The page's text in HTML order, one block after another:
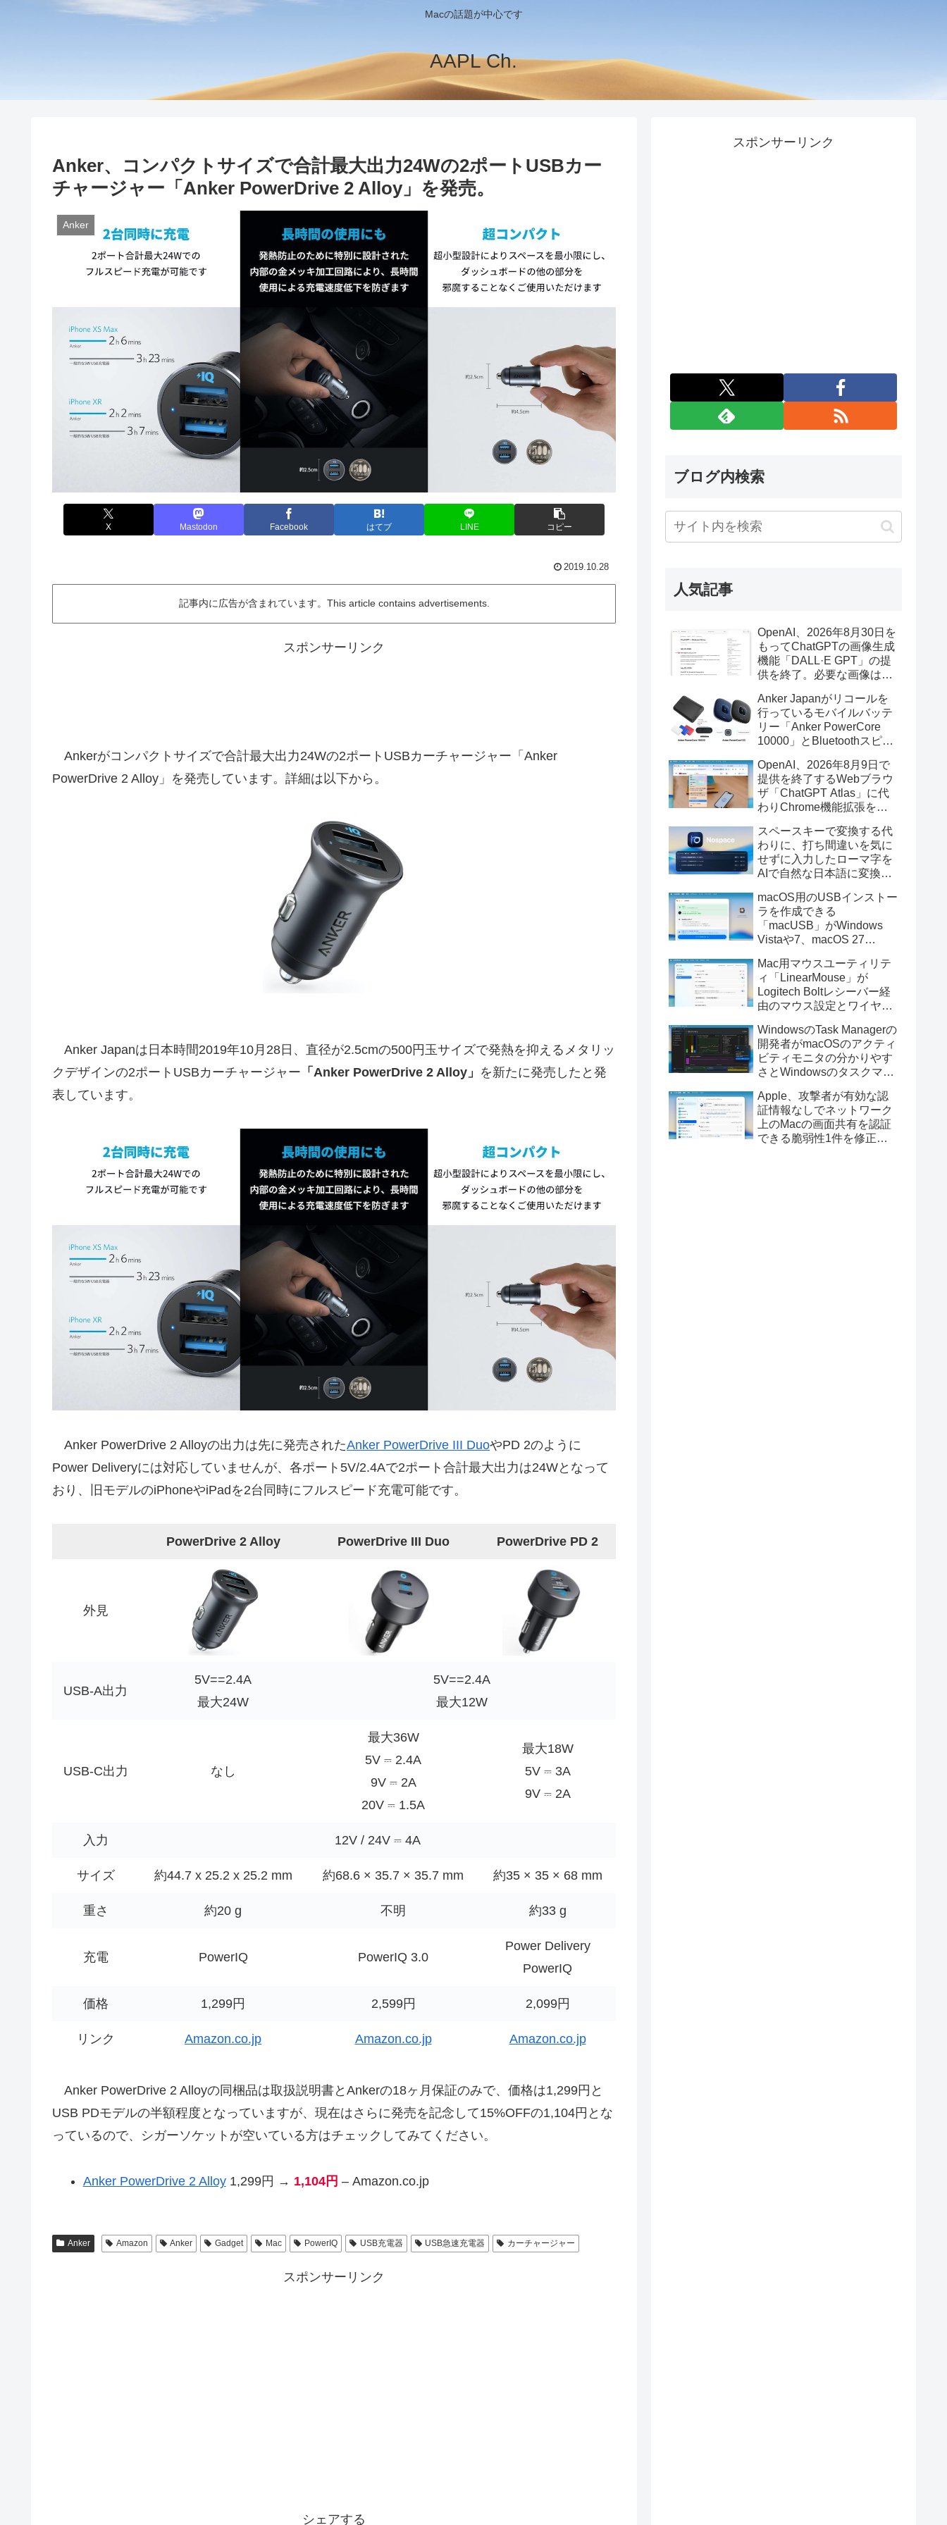
Macの話題が中心です
AAPL Ch.
Anker、コンパクトサイズで合計最大出力24Wの2ポートUSBカー
チャージャー「Anker PowerDrive 2 Alloy」を発売。
Anker
X Mastodon Facebook はてブ LINE コピー
2019.10.28
記事内に広告が含まれています。This article contains advertisements.
スポンサーリンク
Ankerがコンパクトサイズで合計最大出力24Wの2ポートUSBカーチャージャー「Anker
PowerDrive 2 Alloy」を発売しています。詳細は以下から。
Anker Japanは日本時間2019年10月28日、直径が2.5cmの500円玉サイズで発熱を抑えるメタリッ
クデザインの2ポートUSBカーチャージャー 「Anker PowerDrive 2 Alloy」 を新たに発売したと発
表しています。
Anker PowerDrive 2 Alloyの出力は先に発売されたAnker PowerDrive III DuoやPD 2のように
Power Deliveryには対応していませんが、各ポート5V/2.4Aで2ポート合計最大出力は24Wとなって
おり、旧モデルのiPhoneやiPadを2台同時にフルスピード充電可能です。
PowerDrive 2 Alloy PowerDrive III Duo PowerDrive PD 2
外見
USB-A出力
5V==2.4A
最大24W
5V==2.4A
最大12W
USB-C出力 なし
最大36W
5V ⎓ 2.4A
9V ⎓ 2A
20V ⎓ 1.5A
最大18W
5V ⎓ 3A
9V ⎓ 2A
入力 12V / 24V ⎓ 4A
サイズ 約44.7 x 25.2 x 25.2 mm 約68.6 × 35.7 × 35.7 mm 約35 × 35 × 68 mm
重さ 約20 g 不明 約33 g
充電 PowerIQ PowerIQ 3.0
Power Delivery
PowerIQ
価格 1,299円 2,599円 2,099円
リンク Amazon.co.jp Amazon.co.jp Amazon.co.jp
Anker PowerDrive 2 Alloyの同梱品は取扱説明書とAnkerの18ヶ月保証のみで、価格は1,299円と
USB PDモデルの半額程度となっていますが、現在はさらに発売を記念して15%OFFの1,104円とな
っているので、シガーソケットが空いている方はチェックしてみてください。
Anker PowerDrive 2 Alloy1,299円 → 1,104円 – Amazon.co.jp
Anker Amazon Anker Gadget Mac PowerIQ USB充電器 USB急速充電器 カーチャージャー
スポンサーリンク
シェアする
スポンサーリンク
ブログ内検索
人気記事
OpenAI、2026年8月30日を
もってChatGPTの画像生成
機能「DALL·E GPT」の提
供を終了。必要な画像は期
Anker Japanがリコールを
行っているモバイルバッテ
リー「Anker PowerCore
10000」とBluetoothスピー
辺を焼損する火災が6月に3
件発生していたそうなので
注意を。
OpenAI、2026年8月9日で
提供を終了するWebブラウ
ザ「ChatGPT Atlas」に代
わりChrome機能拡張をア
画の質問やAsk ChatGPT機
能を追加。
スペースキーで変換する代
わりに、打ち間違いを気に
せずに入力したローマ字を
AIで自然な日本語に変換し
力アプリ「Nospace」がリ
リース。
macOS用のUSBインストー
ラを作成できる
「macUSB」がWindows
Vistaや7、macOS 27
トーラの作成に対応。
Mac用マウスユーティリテ
ィ「LinearMouse」が
Logitech Boltレシーバー経
由のマウス設定とワイヤレ
ックボールに対応。
WindowsのTask Managerの
開発者がmacOSのアクティ
ビティモニタの分かりやす
さとWindowsのタスクマネ
Mac用システムモニタアプ
リ「Task Manager TMOG」
のBeta版を公開。
Apple、攻撃者が有効な認
証情報なしでネットワーク
上のMacの画面共有を認証
できる脆弱性1件を修正し